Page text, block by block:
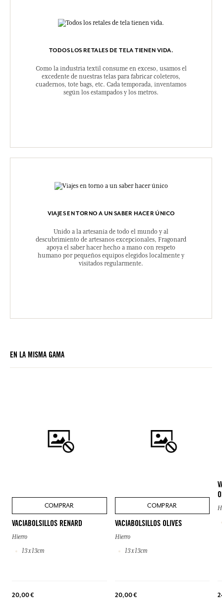
TODOS LOS RETALES DE TELA TIENEN VIDA.
Como la industria textil consume en exceso, usamos el
excedente de nuestras telas para fabricar coleteros,
cuadernos, tote bags, etc. Cada temporada, inventamos
según los estampados y los metros.
VIAJES EN TORNO A UN SABER HACER ÚNICO
Unido a la artesanía de todo el mundo y al
descubrimiento de artesanos excepcionales, Fragonard
apoya el saber hacer hecho a mano con respeto
humano por pequeños equipos elegidos localmente y
visitados regularmente.
EN LA MISMA GAMA
COMPRAR
VACIABOLSILLOS RENARD
Hierro
13 x 13cm
20,00 €
COMPRAR
VACIABOLSILLOS OLIVES
Hierro
13 x 13cm
20,00 €